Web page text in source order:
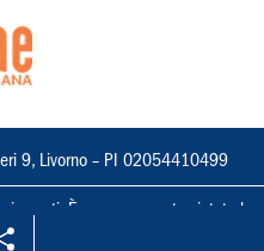
9, Livorno – PI 02054410499
È espressamente vietata la
e l'adattamento totale o parziale.